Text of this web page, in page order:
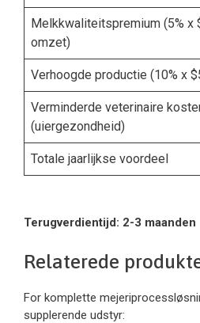
Melkkwaliteitspremium (5% x
omzet)
Verhoogde productie (10% x
Verminderde veterinaire
(uiergezondheid)
Totale jaarlijkse voordeel
Terugverdientijd: 2-3 maanden
Relaterede
For komplette
supplerende udstyr: